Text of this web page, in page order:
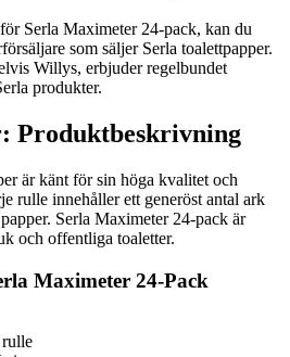
Serla Maximeter 24-pack, kan du
som säljer Serla toalettpapper.
Willys, erbjuder regelbundet
produkter.
Produktbeskrivning
är känt för sin höga kvalitet och
rulle innehåller ett generöst antal ark
Serla Maximeter 24-pack är
och offentliga toaletter.
Maximeter 24-Pack